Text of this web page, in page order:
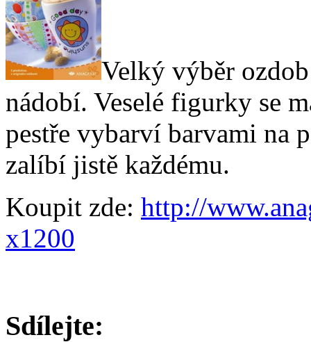
Velký výběr
nádobí. Veselé figurky se
pestře vybarví barvami na
zalíbí jistě každému.
Koupit zde: http://
x1200
Sdílejte: